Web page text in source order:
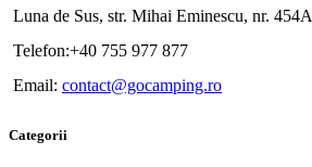
Luna de Sus, str. Mihai Eminescu, nr. 454A
Telefon:+40 755 977 877
Email: contact@gocamping.ro
Categorii